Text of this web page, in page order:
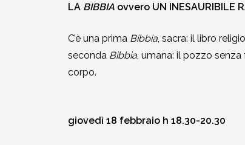
LA BIBBIA ovvero UN INESAURIBILE
C’è una prima Bibbia , sacra: il libro
seconda Bibbia , umana: il pozzo
corpo.
giovedì 18 febbraio h 18.30-20.30